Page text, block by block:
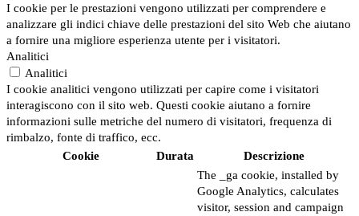
I cookie per le prestazioni vengono utilizzati per comprendere e
analizzare gli indici chiave delle prestazioni del sito Web che aiutano
a fornire una migliore esperienza utente per i visitatori.
Analitici
Analitici
I cookie analitici vengono utilizzati per capire come i visitatori
interagiscono con il sito web. Questi cookie aiutano a fornire
informazioni sulle metriche del numero di visitatori, frequenza di
rimbalzo, fonte di traffico, ecc.
Cookie
Durata Descrizione
The _ga cookie, installed by
Google Analytics, calculates
visitor, session and campaign